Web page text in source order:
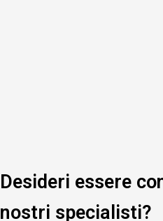
Desideri essere
nostri specialisti?